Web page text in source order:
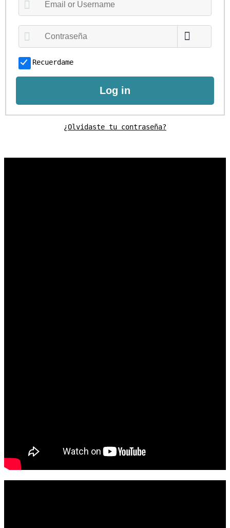
Recuerdame
Log in
¿Olvidaste tu contraseña?